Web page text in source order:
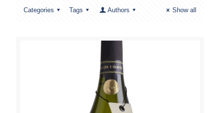
Categories Tags Authors Show all